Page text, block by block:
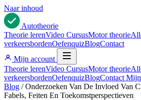
Naar inhoud
Autotheorie
Theorie lerenVideo CursusMotor theorie
verkeersbordenOefenquizBlogContact
Mijn account
Theorie lerenVideo CursusMotor theorie
verkeersbordenOefenquizBlogContact
Blog / Onderzoeken Van De Invloed Van
Fabels, Feiten En Toekomstperspectieven